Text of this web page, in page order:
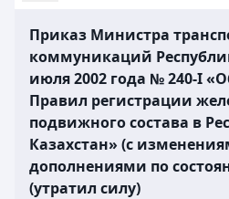
Приказ Министра
коммуникаций
июля 2002 года № 240-I
Правил регистрации
подвижного состава в
Казахстан» (с
дополнениями по
(утратил силу)